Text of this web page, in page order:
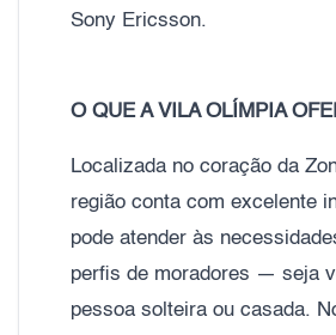
Sony Ericsson.
O QUE A VILA OLÍMPIA
Localizada no coração da
região conta com excelente
pode atender às
perfis de moradores — seja
pessoa solteira ou casada.